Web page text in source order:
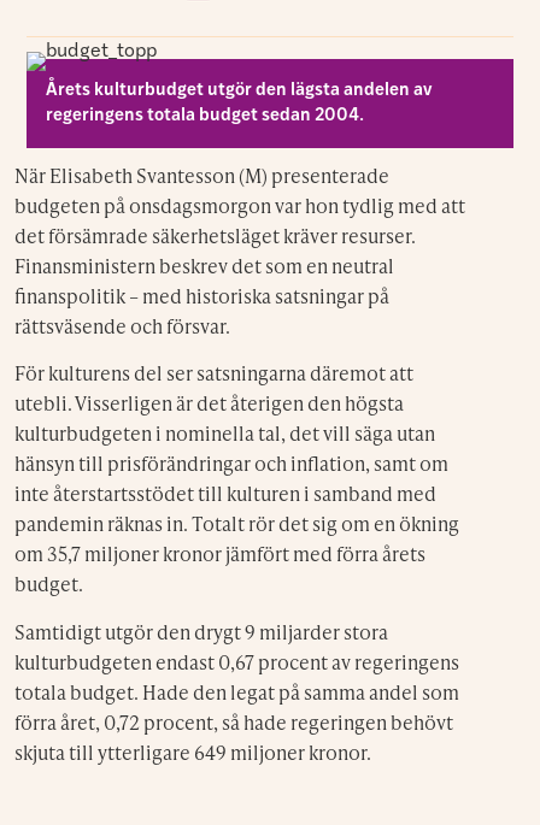
Årets kulturbudget utgör den lägsta andelen av
regeringens totala budget sedan 2004.
När Elisabeth Svantesson (M) presenterade
budgeten på onsdagsmorgon var hon tydlig med att
det försämrade säkerhetsläget kräver resurser.
Finansministern beskrev det som en neutral
finanspolitik – med historiska satsningar på
rättsväsende och försvar.
För kulturens del ser satsningarna däremot att
utebli. Visserligen är det återigen den högsta
kulturbudgeten i nominella tal, det vill säga utan
hänsyn till prisförändringar och inflation, samt om
inte återstartsstödet till kulturen i samband med
pandemin räknas in. Totalt rör det sig om en ökning
om 35,7 miljoner kronor jämfört med förra årets
budget.
Samtidigt utgör den drygt 9 miljarder stora
kulturbudgeten endast 0,67 procent av regeringens
totala budget. Hade den legat på samma andel som
förra året, 0,72 procent, så hade regeringen behövt
skjuta till ytterligare 649 miljoner kronor.